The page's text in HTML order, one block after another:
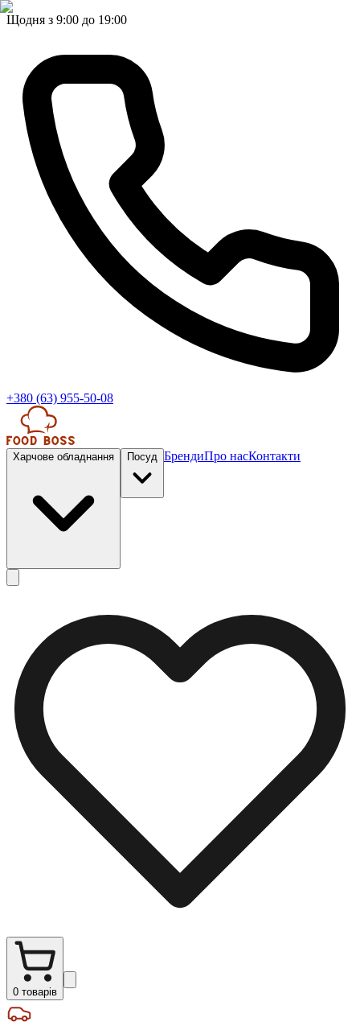
Щодня з 9:00 до 19:00
+380 (63) 955-50-08
Харчове обладнання Посуд БрендиПро насКонтакти
0 товарів